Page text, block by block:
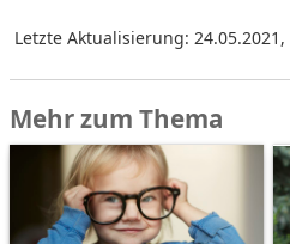
Letzte Aktualisierung: 24.05.2021 ,
Mehr zum Thema